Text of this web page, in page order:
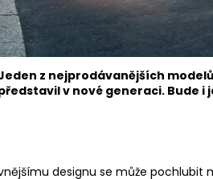
z nejprodávanějších
v nové generaci. Bude i
designu se může pochlubit